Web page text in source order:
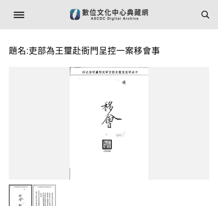
題名:吏部為王璽赴衙門呈控一案移會事